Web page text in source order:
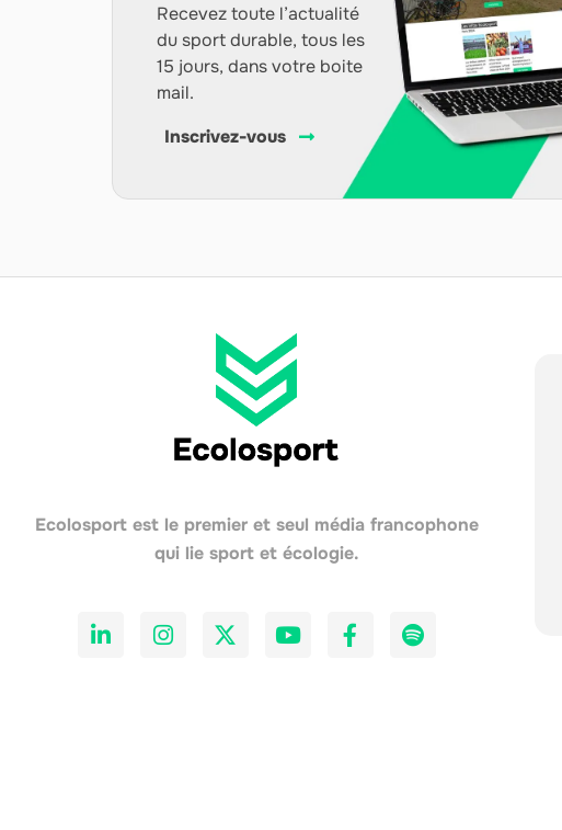
Recevez toute l’actualité
du sport durable, tous les
15 jours, dans votre boite
mail.
Inscrivez-vous
Ecolosport est le premier et seul média francophone
qui lie sport et écologie.